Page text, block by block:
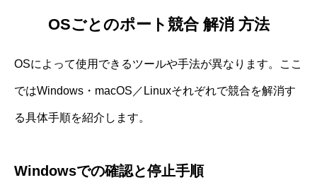
OSごとのポート競合 解消 方法
OSによって使用できるツールや手法が異なります。ここ
ではWindows・macOS／Linuxそれぞれで競合を解消す
る具体手順を紹介します。
Windowsでの確認と停止手順